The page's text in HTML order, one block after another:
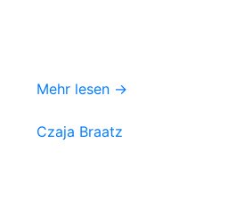
Mehr lesen →
Czaja Braatz